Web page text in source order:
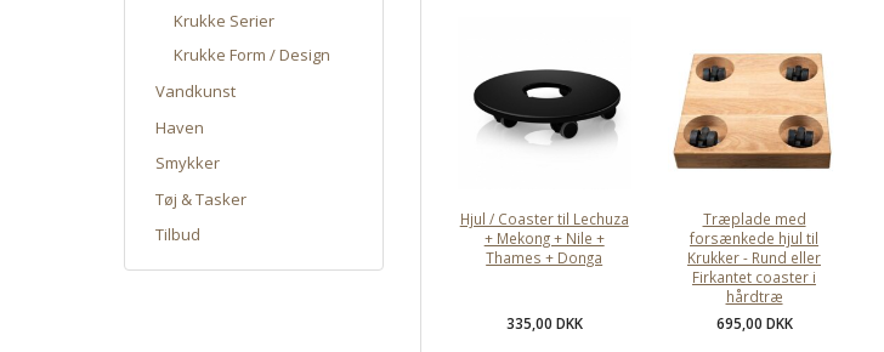
Krukke Serier
Krukke Form / Design
Vandkunst
Haven
Smykker
Tøj & Tasker
Tilbud
Hjul / Coaster til Lechuza
+ Mekong + Nile +
Thames + Donga
335,00 DKK
Træplade med
forsænkede hjul til
Krukker - Rund eller
Firkantet coaster i
hårdtræ
695,00 DKK